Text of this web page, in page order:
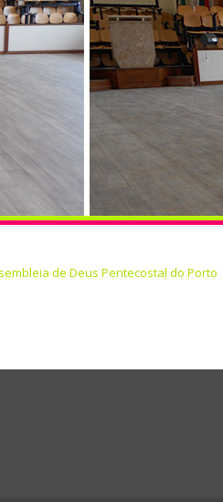
de Deus Pentecostal do Porto